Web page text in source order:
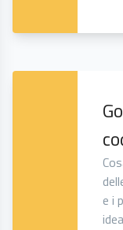
e i